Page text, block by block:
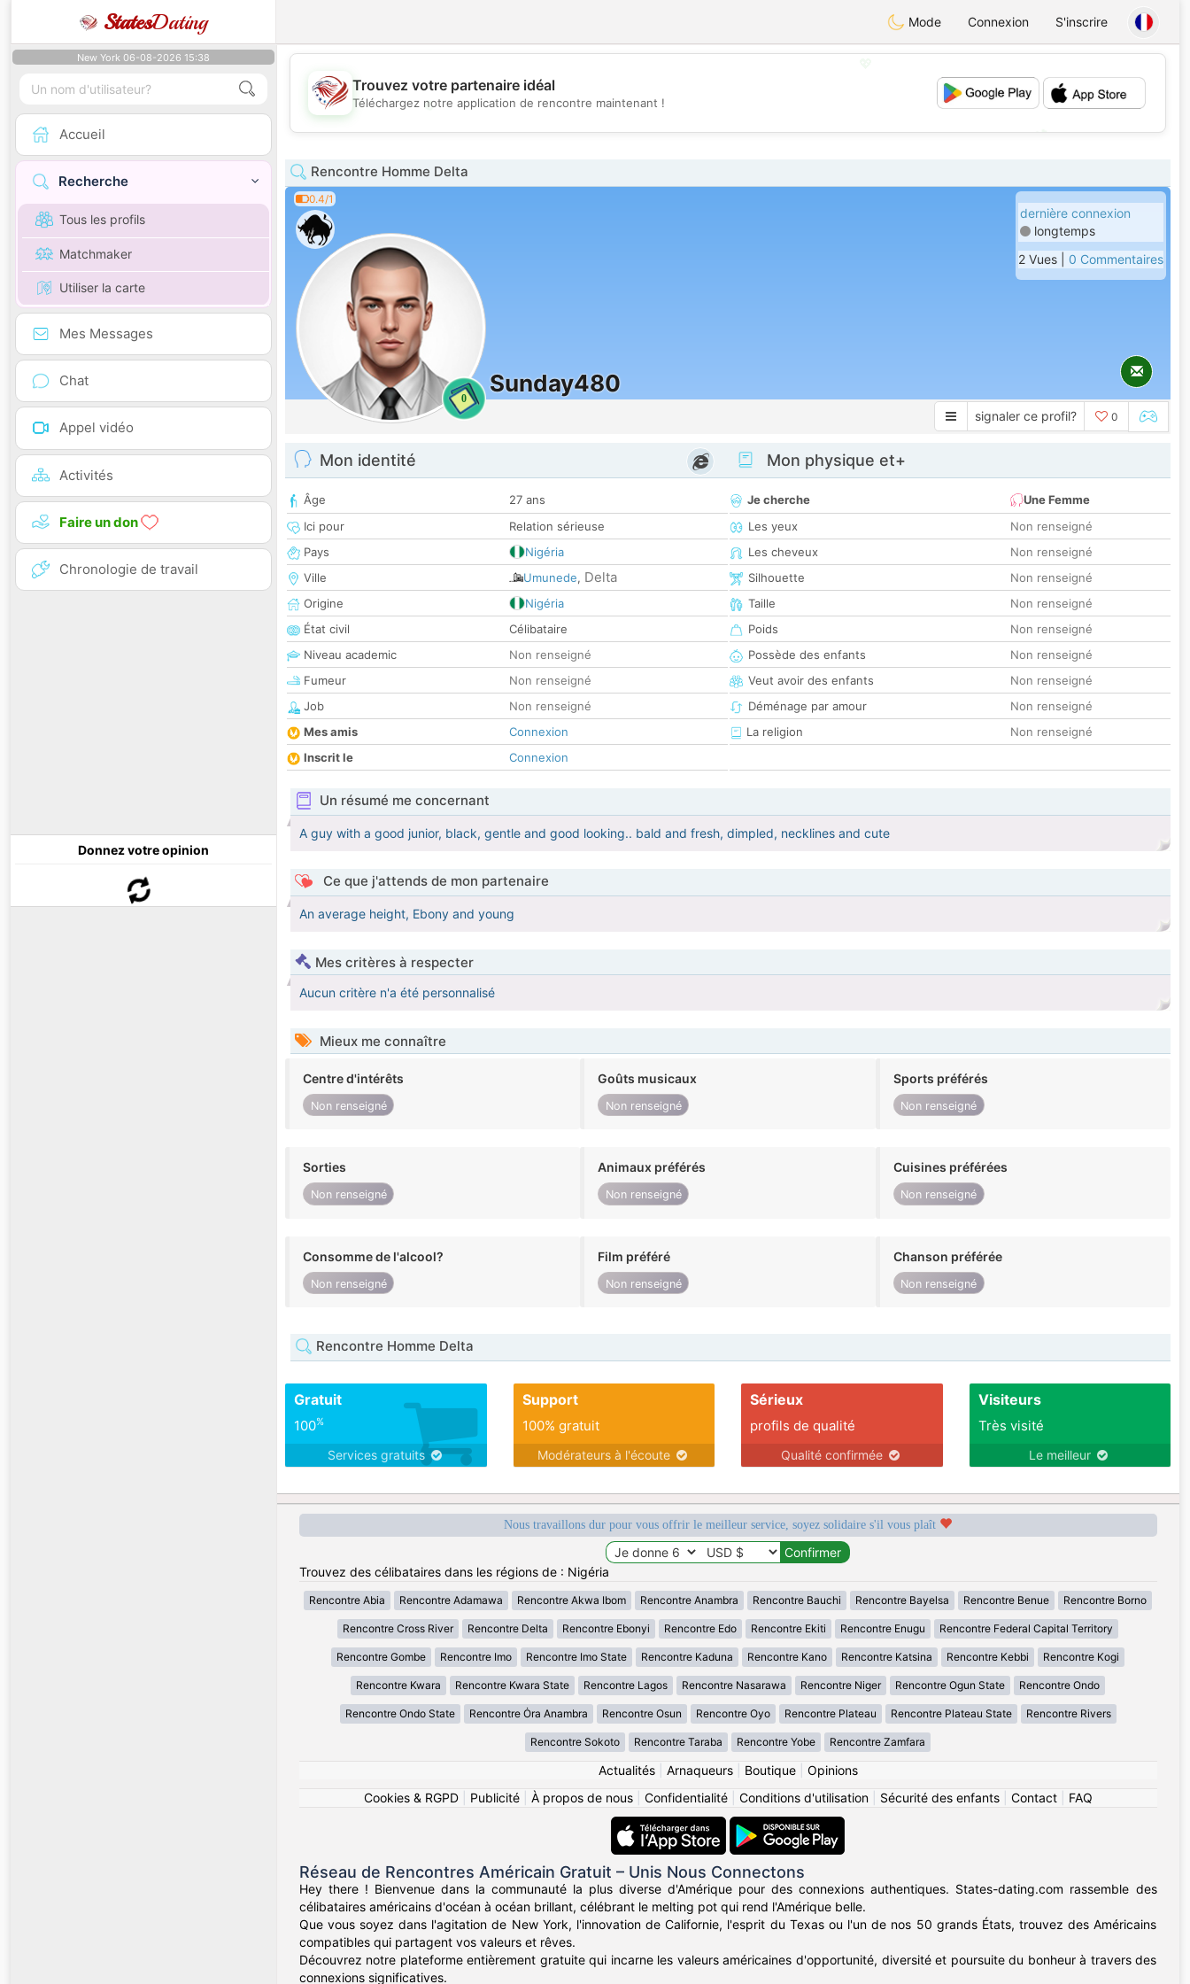
StatesDating Mode Connexion S'inscrire
New York 06-08-2026 15:38
Accueil
Recherche
Tous les profils
Matchmaker
Utiliser la carte
Mes Messages
Chat
Appel vidéo
Activités
Faire un don
Chronologie de travail
Donnez votre opinion
💖
💕
Trouvez votre partenaire idéal
Téléchargez notre application de rencontre maintenant !
Rencontre Homme Delta
0.4/1
0
Sunday480
dernière connexion
longtemps
2 Vues | 0 Commentaires
signaler ce profil? 0
Mon identité
Âge
27 ans
Ici pour
Relation sérieuse
Pays
Nigéria
Ville
Umunede, Delta
Origine
Nigéria
État civil
Célibataire
Niveau academic
Non renseigné
Fumeur
Non renseigné
Job
Non renseigné
Mes amis
Connexion
Inscrit le
Connexion
Mon physique et+
Je cherche
Une Femme
Les yeux
Non renseigné
Les cheveux
Non renseigné
Silhouette
Non renseigné
Taille
Non renseigné
Poids
Non renseigné
Possède des enfants
Non renseigné
Veut avoir des enfants
Non renseigné
Déménage par amour
Non renseigné
La religion
Non renseigné
Un résumé me concernant
A guy with a good junior, black, gentle and good looking.. bald and fresh, dimpled, necklines and cute
Ce que j'attends de mon partenaire
An average height, Ebony and young
Mes critères à respecter
Aucun critère n'a été personnalisé
Mieux me connaître
Centre d'intérêts
Non renseigné
Goûts musicaux
Non renseigné
Sports préférés
Non renseigné
Sorties
Non renseigné
Animaux préférés
Non renseigné
Cuisines préférées
Non renseigné
Consomme de l'alcool?
Non renseigné
Film préféré
Non renseigné
Chanson préférée
Non renseigné
Rencontre Homme Delta
Gratuit
100%
Services gratuits
Support
100% gratuit
Modérateurs à l'écoute
Sérieux
profils de qualité
Qualité confirmée
Visiteurs
Très visité
Le meilleur
Nous travaillons dur pour vous offrir le meilleur service, soyez solidaire s'il vous plaît
Trouvez des célibataires dans les régions de : Nigéria
Rencontre Abia Rencontre Adamawa Rencontre Akwa Ibom Rencontre Anambra Rencontre Bauchi Rencontre Bayelsa Rencontre Benue Rencontre Borno
Rencontre Cross River Rencontre Delta Rencontre Ebonyi Rencontre Edo Rencontre Ekiti Rencontre Enugu Rencontre Federal Capital Territory
Rencontre Gombe Rencontre Imo Rencontre Imo State Rencontre Kaduna Rencontre Kano Rencontre Katsina Rencontre Kebbi Rencontre Kogi
Rencontre Kwara Rencontre Kwara State Rencontre Lagos Rencontre Nasarawa Rencontre Niger Rencontre Ogun State Rencontre Ondo
Rencontre Ondo State Rencontre Ȯra Anambra Rencontre Osun Rencontre Oyo Rencontre Plateau Rencontre Plateau State Rencontre Rivers
Rencontre Sokoto Rencontre Taraba Rencontre Yobe Rencontre Zamfara
Actualités| Arnaqueurs| Boutique| Opinions
Cookies & RGPD| Publicité| À propos de nous| Confidentialité| Conditions d'utilisation| Sécurité des enfants| Contact| FAQ
Réseau de Rencontres Américain Gratuit – Unis Nous Connectons
Hey there ! Bienvenue dans la communauté la plus diverse d'Amérique pour des connexions authentiques. States-dating.com rassemble des
célibataires américains d'océan à océan brillant, célébrant le melting pot qui rend l'Amérique belle.
Que vous soyez dans l'agitation de New York, l'innovation de Californie, l'esprit du Texas ou l'un de nos 50 grands États, trouvez des Américains
compatibles qui partagent vos valeurs et rêves.
Découvrez notre plateforme entièrement gratuite qui incarne les valeurs américaines d'opportunité, diversité et poursuite du bonheur à travers des
connexions significatives.